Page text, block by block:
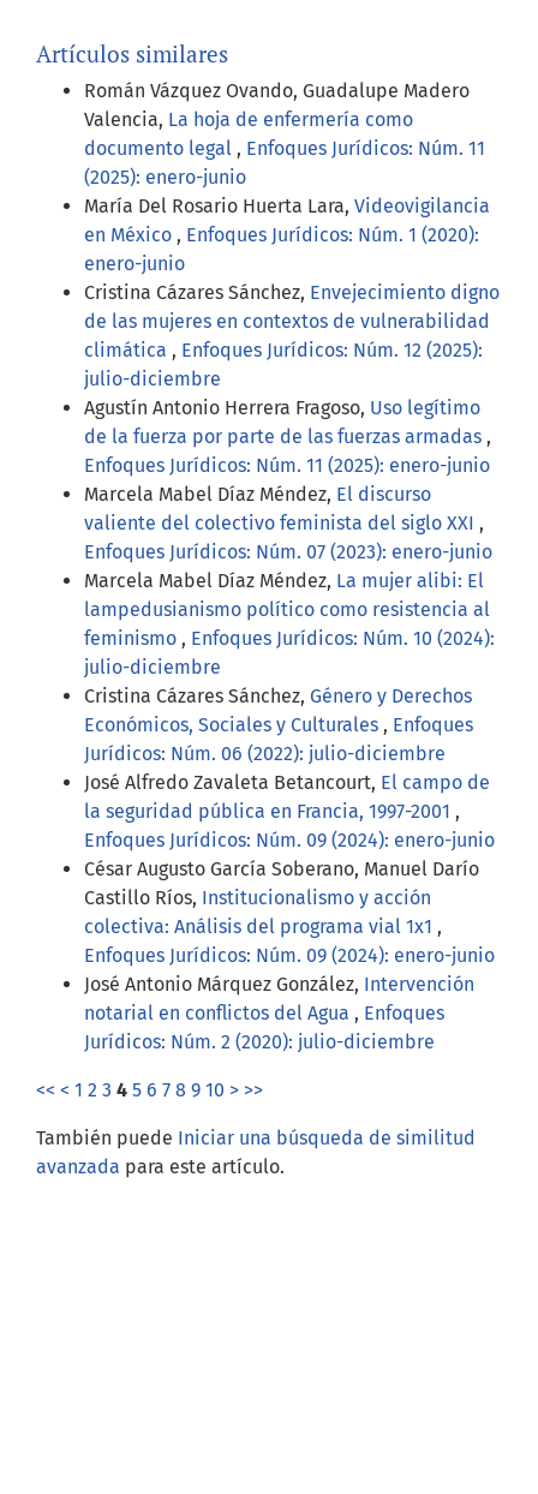
Artículos similares
Román Vázquez Ovando, Guadalupe Madero
Valencia, La hoja de enfermería como
documento legal , Enfoques Jurídicos: Núm. 11
(2025): enero-junio
María Del Rosario Huerta Lara, Videovigilancia
en México , Enfoques Jurídicos: Núm. 1 (2020):
enero-junio
Cristina Cázares Sánchez, Envejecimiento digno
de las mujeres en contextos de vulnerabilidad
climática , Enfoques Jurídicos: Núm. 12 (2025):
julio-diciembre
Agustín Antonio Herrera Fragoso, Uso legítimo
de la fuerza por parte de las fuerzas armadas ,
Enfoques Jurídicos: Núm. 11 (2025): enero-junio
Marcela Mabel Díaz Méndez, El discurso
valiente del colectivo feminista del siglo XXI ,
Enfoques Jurídicos: Núm. 07 (2023): enero-junio
Marcela Mabel Díaz Méndez, La mujer alibi: El
lampedusianismo político como resistencia al
feminismo , Enfoques Jurídicos: Núm. 10 (2024):
julio-diciembre
Cristina Cázares Sánchez, Género y Derechos
Económicos, Sociales y Culturales , Enfoques
Jurídicos: Núm. 06 (2022): julio-diciembre
José Alfredo Zavaleta Betancourt, El campo de
la seguridad pública en Francia, 1997-2001 ,
Enfoques Jurídicos: Núm. 09 (2024): enero-junio
César Augusto García Soberano, Manuel Darío
Castillo Ríos, Institucionalismo y acción
colectiva: Análisis del programa vial 1x1 ,
Enfoques Jurídicos: Núm. 09 (2024): enero-junio
José Antonio Márquez González, Intervención
notarial en conflictos del Agua , Enfoques
Jurídicos: Núm. 2 (2020): julio-diciembre
<< < 1 2 3 4 5 6 7 8 9 10 > >>
También puede Iniciar una búsqueda de similitud
avanzada para este artículo.